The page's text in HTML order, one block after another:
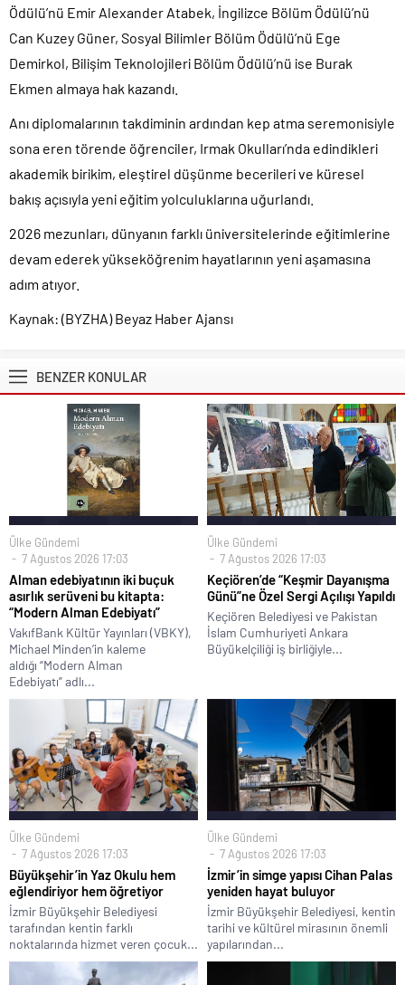
Ödülü’nü Emir Alexander Atabek, İngilizce Bölüm Ödülü’nü
Can Kuzey Güner, Sosyal Bilimler Bölüm Ödülü’nü Ege
Demirkol, Bilişim Teknolojileri Bölüm Ödülü’nü ise Burak
Ekmen almaya hak kazandı.
Anı diplomalarının takdiminin ardından kep atma seremonisiyle
sona eren törende öğrenciler, Irmak Okulları’nda edindikleri
akademik birikim, eleştirel düşünme becerileri ve küresel
bakış açısıyla yeni eğitim yolculuklarına uğurlandı.
2026 mezunları, dünyanın farklı üniversitelerinde eğitimlerine
devam ederek yükseköğrenim hayatlarının yeni aşamasına
adım atıyor.
Kaynak: (BYZHA) Beyaz Haber Ajansı
BENZER KONULAR
Ülke Gündemi
7 Ağustos 2026 17:03
Alman edebiyatının iki buçuk
asırlık serüveni bu kitapta:
“Modern Alman Edebiyatı”
VakıfBank Kültür Yayınları (VBKY),
Michael Minden’in kaleme
aldığı “Modern Alman
Edebiyatı” adlı...
Ülke Gündemi
7 Ağustos 2026 17:03
Keçiören’de “Keşmir Dayanışma
Günü”ne Özel Sergi Açılışı Yapıldı
Keçiören Belediyesi ve Pakistan
İslam Cumhuriyeti Ankara
Büyükelçiliği iş birliğiyle...
Ülke Gündemi
7 Ağustos 2026 17:03
Büyükşehir’in Yaz Okulu hem
eğlendiriyor hem öğretiyor
İzmir Büyükşehir Belediyesi
tarafından kentin farklı
noktalarında hizmet veren çocuk...
Ülke Gündemi
7 Ağustos 2026 17:03
İzmir’in simge yapısı Cihan Palas
yeniden hayat buluyor
İzmir Büyükşehir Belediyesi, kentin
tarihi ve kültürel mirasının önemli
yapılarından...